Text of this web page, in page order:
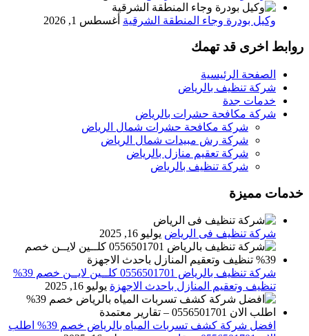
وكيل بودرة وجاء المنطقة الشرقية أغسطس 1, 2026
روابط اخرى قد تهمك
الصفحة الرئيسية
شركة تنظيف بالرياض
خدمات جدة
شركة مكافحة حشرات بالرياض
شركة مكافحة حشرات شمال الرياض
شركة رش مبيدات شمال الرياض
شركة تعقيم منازل بالرياض
شركة تنظيف بالرياض
خدمات مميزة
شركة تنظيف فى الرياض يوليو 16, 2025
شركة تنظيف بالرياض 0556501701 كلــين لايــن خصم 39%
تنظيف وتعقيم المنازل باحدث الاجهزة يوليو 16, 2025
افضل شركة كشف تسربات المياه بالرياض خصم 39% اطلب